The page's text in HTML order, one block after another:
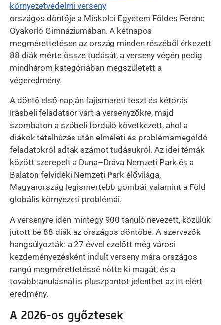
környezetvédelmi verseny
országos döntője a Miskolci Egyetem Földes Ferenc
Gyakorló Gimnáziumában. A kétnapos
megmérettetésen az ország minden részéből érkezett
88 diák mérte össze tudását, a verseny végén pedig
mindhárom kategóriában megszületett a
végeredmény.
A döntő első napján fajismereti teszt és kétórás
írásbeli feladatsor várt a versenyzőkre, majd
szombaton a szóbeli forduló következett, ahol a
diákok tételhúzás után elméleti és problémamegoldó
feladatokról adtak számot tudásukról. Az idei témák
között szerepelt a Duna–Dráva Nemzeti Park és a
Balaton-felvidéki Nemzeti Park élővilága,
Magyarország legismertebb gombái, valamint a Föld
globális környezeti problémái.
A versenyre idén mintegy 900 tanuló nevezett, közülük
jutott be 88 diák az országos döntőbe. A szervezők
hangsúlyozták: a 27 évvel ezelőtt még városi
kezdeményezésként indult verseny mára országos
rangú megmérettetéssé nőtte ki magát, és a
továbbtanulásnál is pluszpontot jelenthet az itt elért
eredmény.
A 2026-os győztesek